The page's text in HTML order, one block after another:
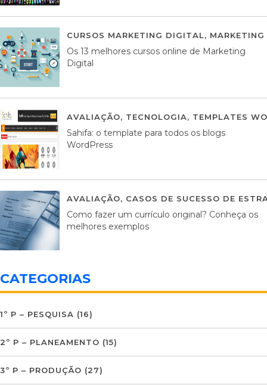
CURSOS MARKETING DIGITAL,
Os 13 melhores cursos online de Marketing
Digital
AVALIAÇÃO, TECNOLOGIA, TEMPLATES
Sahifa: o template para todos os blogs
WordPress
AVALIAÇÃO, CASOS DE SUCESSO DE
Como fazer um currículo original? Conheça os
melhores exemplos
CATEGORIAS
1º P – PESQUISA (16)
2º P – PLANEAMENTO (15)
3º P – PRODUÇÃO (27)